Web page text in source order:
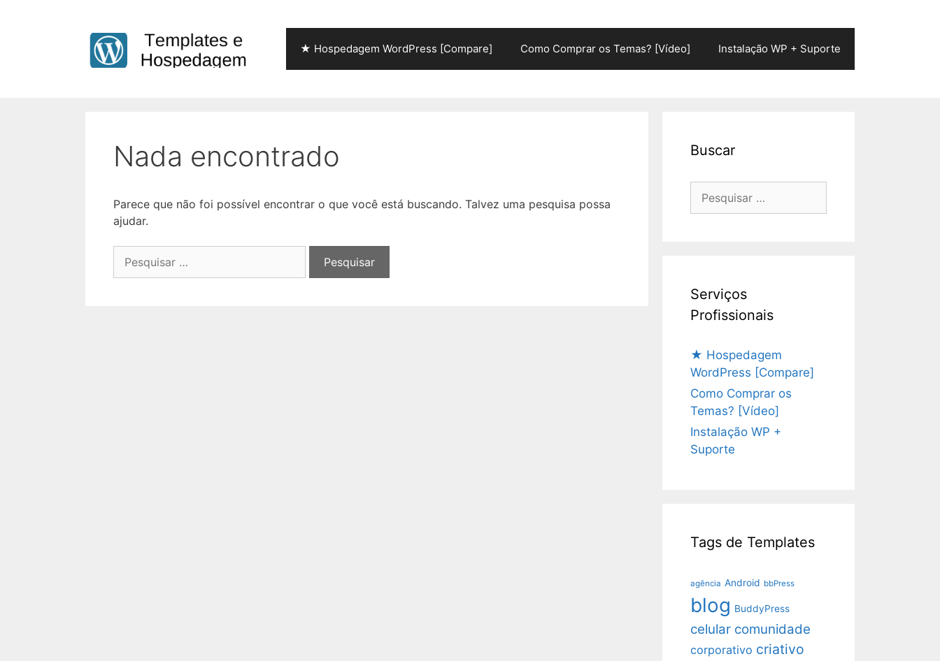
★ Hospedagem WordPress [Compare] Como Comprar os Temas? [Vídeo] Instalação WP + Suporte
Nada encontrado
Parece que não foi possível encontrar o que você está buscando. Talvez uma pesquisa possa
ajudar.
por:
Buscar
Serviços
Profissionais
★ Hospedagem
WordPress [Compare]
Como Comprar os
Temas? [Vídeo]
Instalação WP +
Suporte
Tags de Templates
agência Android bbPress
blog BuddyPress
celular comunidade
corporativo criativo